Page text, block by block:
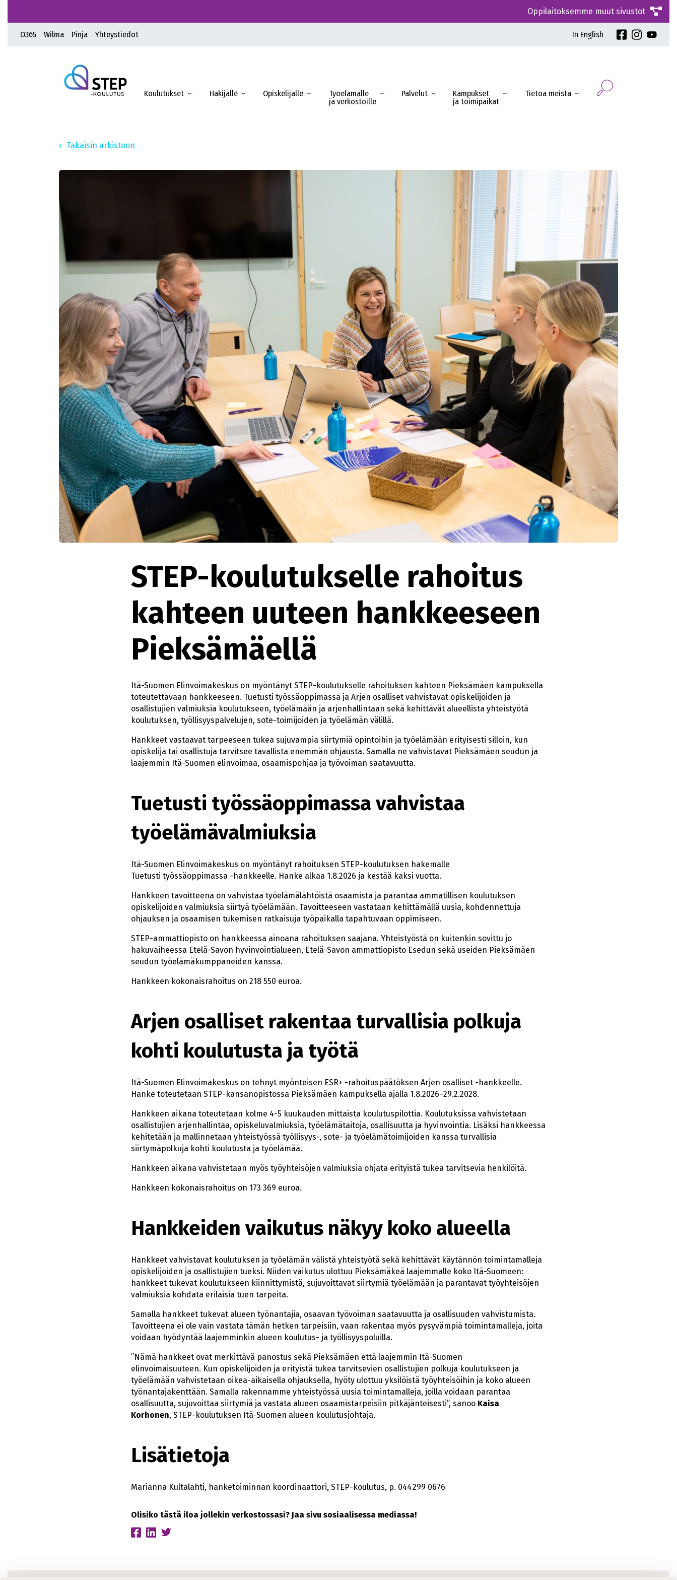
Oppilaitoksemme muut sivustot
O365 Wilma Pinja Yhteystiedot In English
Koulutukset Hakijalle Opiskelijalle
Työelämälle
ja verkostoille
Palvelut
Kampukset
ja toimipaikat
Tietoa meistä
Takaisin arkistoon
STEP-koulutukselle rahoitus
kahteen uuteen hankkeeseen
Pieksämäellä
Itä-Suomen Elinvoimakeskus on myöntänyt STEP-koulutukselle rahoituksen kahteen Pieksämäen kampuksella
toteutettavaan hankkeeseen. Tuetusti työssäoppimassa ja Arjen osalliset vahvistavat opiskelijoiden ja
osallistujien valmiuksia koulutukseen, työelämään ja arjenhallintaan sekä kehittävät alueellista yhteistyötä
koulutuksen, työllisyyspalvelujen, sote-toimijoiden ja työelämän välillä.
Hankkeet vastaavat tarpeeseen tukea sujuvampia siirtymiä opintoihin ja työelämään erityisesti silloin, kun
opiskelija tai osallistuja tarvitsee tavallista enemmän ohjausta. Samalla ne vahvistavat Pieksämäen seudun ja
laajemmin Itä-Suomen elinvoimaa, osaamispohjaa ja työvoiman saatavuutta.
Tuetusti työssäoppimassa vahvistaa
työelämävalmiuksia
Itä-Suomen Elinvoimakeskus on myöntänyt rahoituksen STEP-koulutuksen hakemalle
Tuetusti työssäoppimassa -hankkeelle. Hanke alkaa 1.8.2026 ja kestää kaksi vuotta.
Hankkeen tavoitteena on vahvistaa työelämälähtöistä osaamista ja parantaa ammatillisen koulutuksen
opiskelijoiden valmiuksia siirtyä työelämään. Tavoitteeseen vastataan kehittämällä uusia, kohdennettuja
ohjauksen ja osaamisen tukemisen ratkaisuja työpaikalla tapahtuvaan oppimiseen.
STEP-ammattiopisto on hankkeessa ainoana rahoituksen saajana. Yhteistyöstä on kuitenkin sovittu jo
hakuvaiheessa Etelä-Savon hyvinvointialueen, Etelä-Savon ammattiopisto Esedun sekä useiden Pieksämäen
seudun työelämäkumppaneiden kanssa.
Hankkeen kokonaisrahoitus on 218 550 euroa.
Arjen osalliset rakentaa turvallisia polkuja
kohti koulutusta ja työtä
Itä-Suomen Elinvoimakeskus on tehnyt myönteisen ESR+ -rahoituspäätöksen Arjen osalliset -hankkeelle.
Hanke toteutetaan STEP-kansanopistossa Pieksämäen kampuksella ajalla 1.8.2026–29.2.2028.
Hankkeen aikana toteutetaan kolme 4-5 kuukauden mittaista koulutuspilottia. Koulutuksissa vahvistetaan
osallistujien arjenhallintaa, opiskeluvalmiuksia, työelämätaitoja, osallisuutta ja hyvinvointia. Lisäksi hankkeessa
kehitetään ja mallinnetaan yhteistyössä työllisyys-, sote- ja työelämätoimijoiden kanssa turvallisia
siirtymäpolkuja kohti koulutusta ja työelämää.
Hankkeen aikana vahvistetaan myös työyhteisöjen valmiuksia ohjata erityistä tukea tarvitsevia henkilöitä.
Hankkeen kokonaisrahoitus on 173 369 euroa.
Hankkeiden vaikutus näkyy koko alueella
Hankkeet vahvistavat koulutuksen ja työelämän välistä yhteistyötä sekä kehittävät käytännön toimintamalleja
opiskelijoiden ja osallistujien tueksi. Niiden vaikutus ulottuu Pieksämäkeä laajemmalle koko Itä-Suomeen:
hankkeet tukevat koulutukseen kiinnittymistä, sujuvoittavat siirtymiä työelämään ja parantavat työyhteisöjen
valmiuksia kohdata erilaisia tuen tarpeita.
Samalla hankkeet tukevat alueen työnantajia, osaavan työvoiman saatavuutta ja osallisuuden vahvistumista.
Tavoitteena ei ole vain vastata tämän hetken tarpeisiin, vaan rakentaa myös pysyvämpiä toimintamalleja, joita
voidaan hyödyntää laajemminkin alueen koulutus- ja työllisyyspoluilla.
”Nämä hankkeet ovat merkittävä panostus sekä Pieksämäen että laajemmin Itä-Suomen
elinvoimaisuuteen. Kun opiskelijoiden ja erityistä tukea tarvitsevien osallistujien polkuja koulutukseen ja
työelämään vahvistetaan oikea-aikaisella ohjauksella, hyöty ulottuu yksilöistä työyhteisöihin ja koko alueen
työnantajakenttään. Samalla rakennamme yhteistyössä uusia toimintamalleja, joilla voidaan parantaa
osallisuutta, sujuvoittaa siirtymiä ja vastata alueen osaamistarpeisiin pitkäjänteisesti”, sanoo Kaisa
Korhonen, STEP-koulutuksen Itä-Suomen alueen koulutusjohtaja.
Lisätietoja
Marianna Kultalahti, hanketoiminnan koordinaattori, STEP-koulutus, p. 044 299 0676
Olisiko tästä iloa jollekin verkostossasi? Jaa sivu sosiaalisessa mediassa!